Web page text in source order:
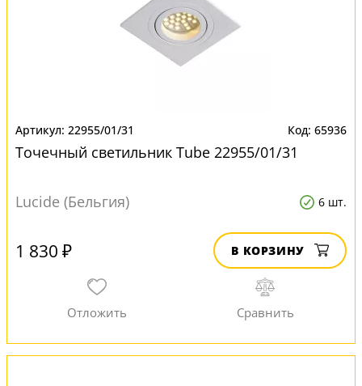
22955/01/31 65936
Точечный светильник Tube 22955/01/31
Lucide (Бельгия) 6 шт.
1 830 ₽ В КОРЗИНУ